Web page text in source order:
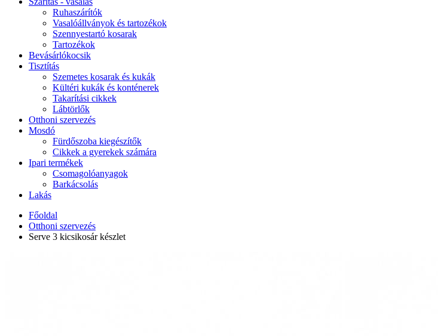
Ruhaszárítók
Vasalóállványok és tartozékok
Szennyestartó kosarak
Tartozékok
Bevásárlókocsik
Tisztítás
Szemetes kosarak és kukák
Kültéri kukák és konténerek
Takarítási cikkek
Lábtörlők
Otthoni szervezés
Mosdó
Fürdőszoba kiegészítők
Cikkek a gyerekek számára
Ipari termékek
Csomagolóanyagok
Barkácsolás
Lakás
Főoldal
Otthoni szervezés
Serve 3 kicsikosár készlet